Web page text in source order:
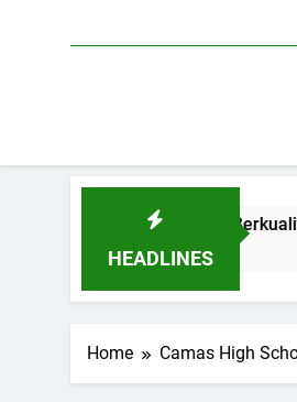
HEADLINES
Pendidikan Berkualitas di
Home Camas High